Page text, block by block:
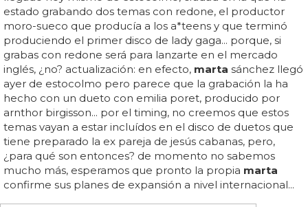
EN ABRIL SACA NUEVO SINGLE
Drama: OBK se separan, Jordi Sánchez seguirá
con el nombre en solitario
Obk eran a pet shop boys lo que marta
sánchez es a
madonna, y en sus más de 2 décadas juntos nos
regalaron auténticos hits como 'tu sigue así' o 'el cielo no
entiende', todas siempre con unas segundas lecturas
muy curiosas que nunca llegaron a explicitar, lo que les
hizo más misteriosos e interesantes... el mundo del pop
español está ahora mismo conmocionado con la
separación de obk, uno de los
duo
s más exitosos de los
90 en nuestro país... ¿crees que se notará mucho el
cambio y sufrirá un nena daconte? lo comprobaremos en